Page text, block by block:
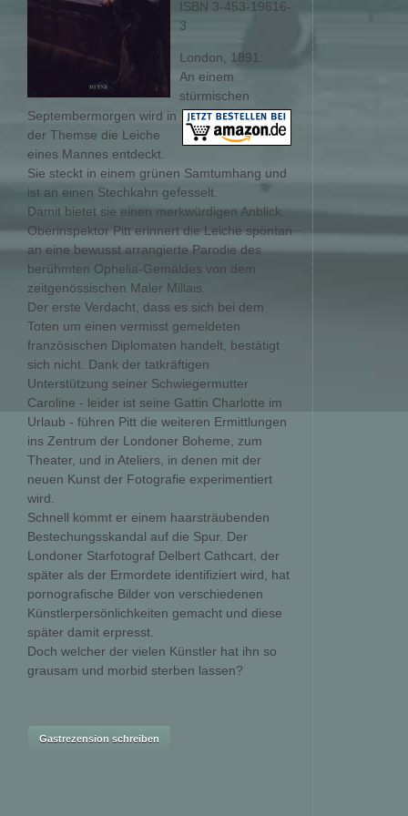
ISBN 3-453-19616-
3
London, 1891:
An einem
stürmischen
Septembermorgen wird in
der Themse die Leiche
eines Mannes entdeckt.
Sie steckt in einem grünen Samtumhang und
ist an einen Stechkahn gefesselt.
Damit bietet sie einen merkwürdigen Anblick.
Oberinspektor Pitt erinnert die Leiche spontan
an eine bewusst arrangierte Parodie des
berühmten Ophelia-Gemäldes von dem
zeitgenössischen Maler Millais.
Der erste Verdacht, dass es sich bei dem
Toten um einen vermisst gemeldeten
französischen Diplomaten handelt, bestätigt
sich nicht. Dank der tatkräftigen
Unterstützung seiner Schwiegermutter
Caroline - leider ist seine Gattin Charlotte im
Urlaub - führen Pitt die weiteren Ermittlungen
ins Zentrum der Londoner Boheme, zum
Theater, und in Ateliers, in denen mit der
neuen Kunst der Fotografie experimentiert
wird.
Schnell kommt er einem haarsträubenden
Bestechungsskandal auf die Spur. Der
Londoner Starfotograf Delbert Cathcart, der
später als der Ermordete identifiziert wird, hat
pornografische Bilder von verschiedenen
Künstlerpersönlichkeiten gemacht und diese
später damit erpresst.
Doch welcher der vielen Künstler hat ihn so
grausam und morbid sterben lassen?